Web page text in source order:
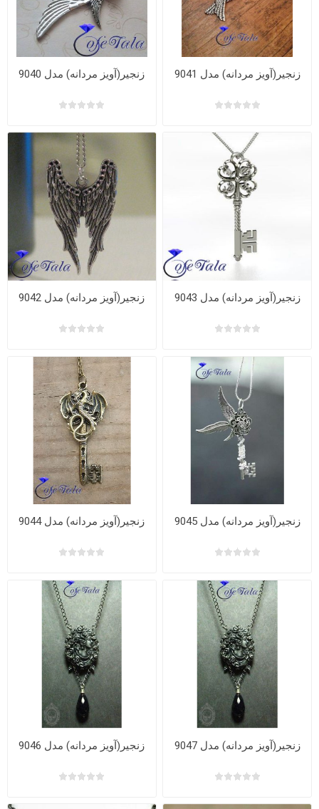
زنجیر(آویز مردانه) مدل 9040 زنجیر(آویز مردانه) مدل 9041
زنجیر(آویز مردانه) مدل 9042 زنجیر(آویز مردانه) مدل 9043
زنجیر(آویز مردانه) مدل 9044 زنجیر(آویز مردانه) مدل 9045
زنجیر(آویز مردانه) مدل 9046 زنجیر(آویز مردانه) مدل 9047